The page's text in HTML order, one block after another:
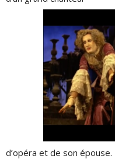
d’opéra et de son